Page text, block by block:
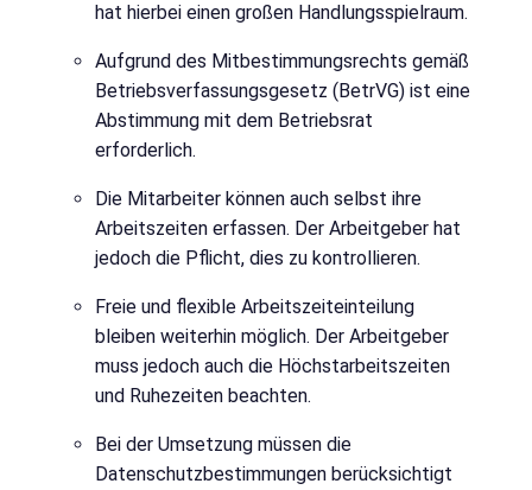
hat hierbei einen großen Handlungsspielraum.
Aufgrund des Mitbestimmungsrechts gemäß
Betriebsverfassungsgesetz (BetrVG) ist eine
Abstimmung mit dem Betriebsrat
erforderlich.
Die Mitarbeiter können auch selbst ihre
Arbeitszeiten erfassen. Der Arbeitgeber hat
jedoch die Pflicht, dies zu kontrollieren.
Freie und flexible Arbeitszeiteinteilung
bleiben weiterhin möglich. Der Arbeitgeber
muss jedoch auch die Höchstarbeitszeiten
und Ruhezeiten beachten.
Bei der Umsetzung müssen die
Datenschutzbestimmungen berücksichtigt